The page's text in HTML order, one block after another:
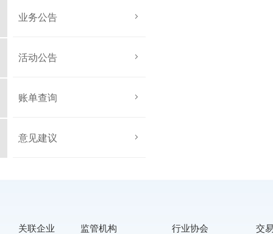
业务公告
活动公告
账单查询
意见建议
关联企业 监管机构 行业协会 交